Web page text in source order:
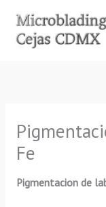
contenido
Fe
Pigmentacion de